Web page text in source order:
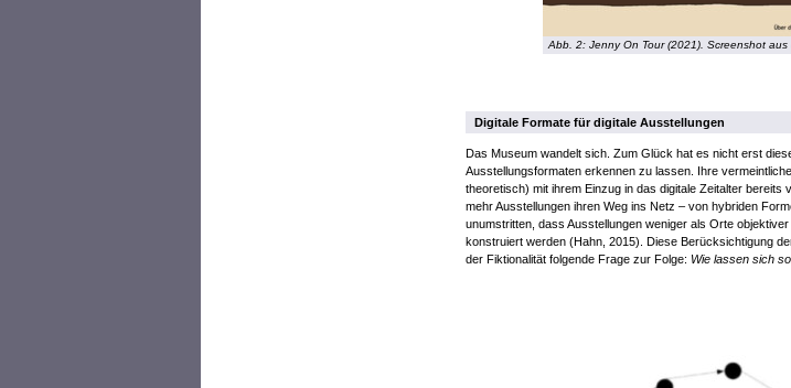
Abb. 2: Jenny On Tour (2021). Screenshot
Digitale Formate für digitale Ausstellungen
Das Museum wandelt sich. Zum Glück hat es nicht erst
Ausstellungsformaten erkennen zu lassen. Ihre
theoretisch) mit ihrem Einzug in das digitale Zeitalter
mehr Ausstellungen ihren Weg ins Netz – von hybriden
unumstritten, dass Ausstellungen weniger als Orte
konstruiert werden (Hahn, 2015). Diese Berücksichtigung
der Fiktionalität folgende Frage zur Folge: Wie lassen sich